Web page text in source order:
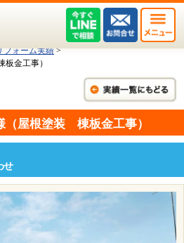
フォーム実績 >
金工事）
屋根塗装 棟板金工事）
せ